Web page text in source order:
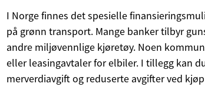
I Norge finnes det spesielle
på grønn transport. Mange banker tilbyr
andre miljøvennlige kjøretøy. Noen
eller leasingavtaler for elbiler. I tillegg kan
merverdiavgift og reduserte avgifter ved